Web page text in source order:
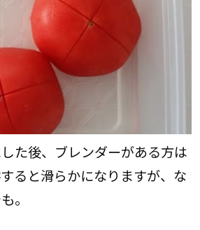
た後、ブレンダーがある方は
ると滑らかになりますが、な
。